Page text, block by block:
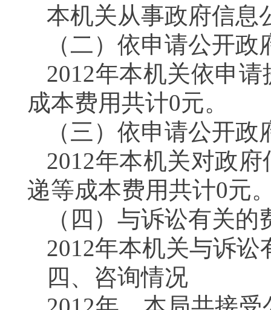
本机关从事政府信息
（二）依申请公开
2012年本机关依申
成本费用共计0元。
（三）依申请公开
2012年本机关对政
递等成本费用共计0元
（四）与诉讼有关的
2012年本机关与诉
四、咨询情况